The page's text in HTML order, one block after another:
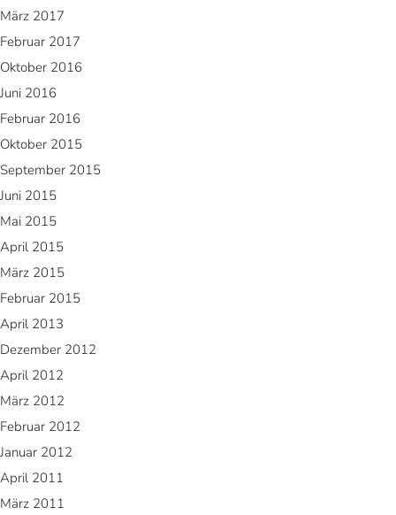
März 2017
Februar 2017
Oktober 2016
Juni 2016
Februar 2016
Oktober 2015
September 2015
Juni 2015
Mai 2015
April 2015
März 2015
Februar 2015
April 2013
Dezember 2012
April 2012
März 2012
Februar 2012
Januar 2012
April 2011
März 2011